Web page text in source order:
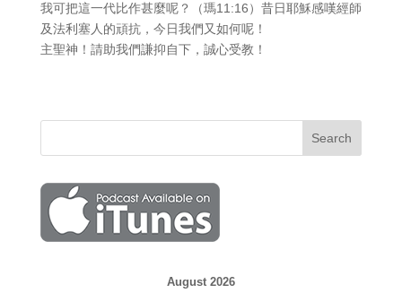
我可把這一代比作甚麼呢？（瑪11:16）昔日耶穌感嘆經師
及法利塞人的頑抗，今日我們又如何呢！
主聖神！請助我們謙抑自下，誠心受教！
August 2026